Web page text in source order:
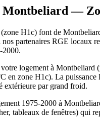
Montbeliard —
H1c) font de
partenaires RGE locaux
2000.
logement à
en zone H1c). La
extérieure par grand froid.
1975-2000 à
tableaux de fenêtres) qui